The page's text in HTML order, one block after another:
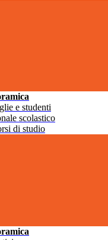
e studenti
scolastico
di studio